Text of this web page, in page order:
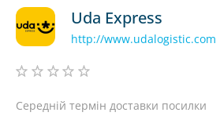
Uda Express
http://www.udalogistic.com
Середній термін доставки посилки